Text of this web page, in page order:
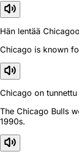
Hän lentää
Chicago is known
Chicago on
The Chicago Bulls
1990s.